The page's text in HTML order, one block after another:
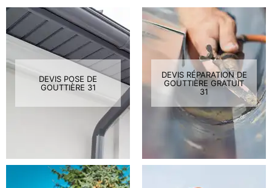
DEVIS POSE DE
GOUTTIÈRE 31
DEVIS RÉPARATION DE
GOUTTIÈRE GRATUIT
31